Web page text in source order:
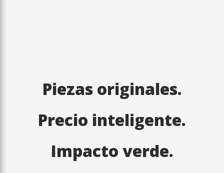
Piezas originales.
Precio inteligente.
Impacto verde.